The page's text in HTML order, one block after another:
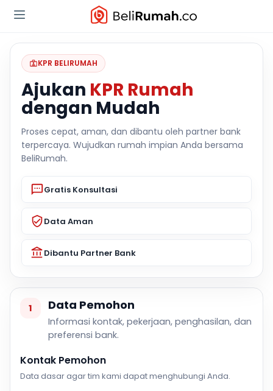
KPR BELIRUMAH
Ajukan KPR Rumah
dengan Mudah
Proses cepat, aman, dan dibantu oleh partner bank
terpercaya. Wujudkan rumah impian Anda bersama
BeliRumah.
Gratis Konsultasi
Data Aman
Dibantu Partner Bank
1 Data Pemohon
Informasi kontak, pekerjaan, penghasilan, dan
preferensi bank.
Kontak Pemohon
Data dasar agar tim kami dapat menghubungi Anda.